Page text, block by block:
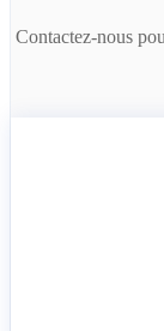
Contactez-nous